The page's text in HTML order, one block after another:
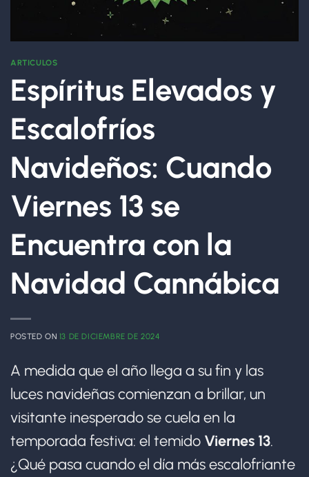
ARTICULOS
Espíritus Elevados y
Escalofríos
Navideños: Cuando
Viernes 13 se
Encuentra con la
Navidad Cannábica
POSTED ON 13 DE DICIEMBRE DE 2024
A medida que el año llega a su fin y las
luces navideñas comienzan a brillar, un
visitante inesperado se cuela en la
temporada festiva: el temido Viernes 13.
¿Qué pasa cuando el día más escalofriante